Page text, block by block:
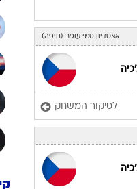
אצטדיון סמי עופר (חיפה)